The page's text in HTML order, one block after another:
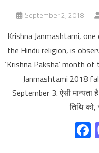
September 2, 2018
Krishna Janmashtami,
the Hindu religion, is
‘Krishna Paksha’ month
Janmashtami 2018
September 3. ऐसी मान्यता
तिथि को,